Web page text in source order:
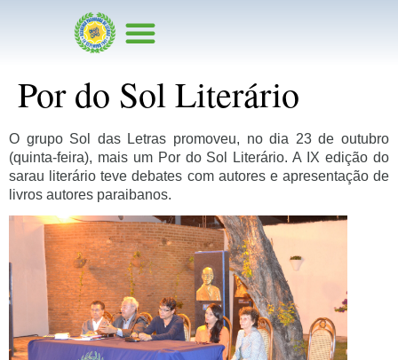
Por do Sol Literário
O grupo Sol das Letras promoveu, no dia 23 de outubro
(quinta-feira), mais um Por do Sol Literário. A IX edição do
sarau literário teve debates com autores e apresentação de
livros autores paraibanos.